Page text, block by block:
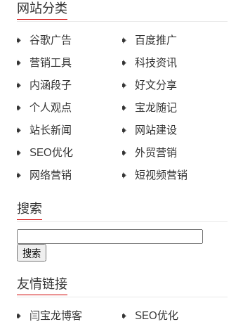
网站分类
谷歌广告
百度推广
营销工具
科技资讯
内涵段子
好文分享
个人观点
宝龙随记
站长新闻
网站建设
SEO优化
外贸营销
网络营销
短视频营销
搜索
友情链接
闫宝龙博客
SEO优化